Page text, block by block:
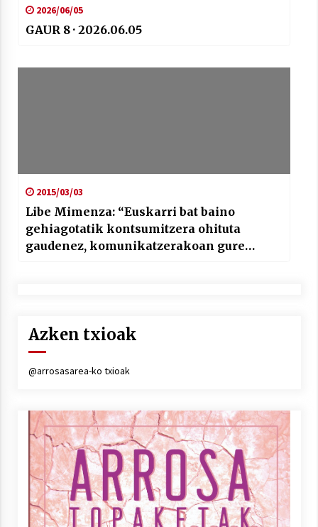
2026/06/05
GAUR 8 · 2026.06.05
2015/03/03
Libe Mimenza: “Euskarri bat baino
gehiagotatik kontsumitzera ohituta
gaudenez, komunikatzerakoan gure
Azken txioak
@arrosasarea-ko txioak